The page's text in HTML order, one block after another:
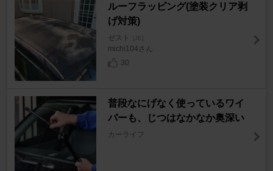
ルーフラッピング(塗装クリア剥
げ対策)
ゼスト [JE]
michi104さん
30
普段なにげなく使っているワイ
パーも、じつはなかなか奥深い
カーライフ